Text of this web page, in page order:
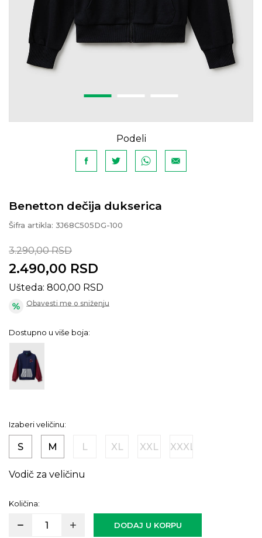
Podeli
Benetton dečija dukserica
Šifra artikla: 3J68C505DG-100
3.290,00 RSD
2.490,00 RSD
Ušteda: 800,00 RSD
Obavesti me o sniženju
Dostupno u više boja:
Izaberi veličinu:
S M L XL XXL XXXL
Vodič za veličinu
Količina:
DODAJ U KORPU